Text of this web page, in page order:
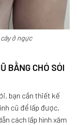
ở ngực
BẰNG CHÓ SÓI
bạn cần thiết kế
cũ để lấp được,
cách lấp hình xăm